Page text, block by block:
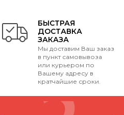
БЫСТРАЯ
ДОСТАВКА
ЗАКАЗА
Мы доставим Ваш заказ
в пункт самовывоза
или курьером по
Вашему адресу в
кратчайшие сроки.